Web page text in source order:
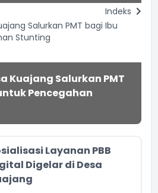
Indeks
Kuajang Salurkan PMT
Pencegahan
Layanan PBB
Digelar di Desa